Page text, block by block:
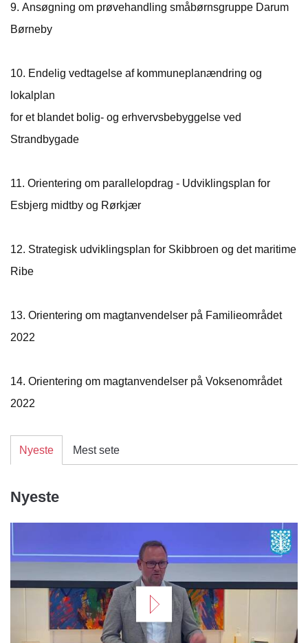
9. Ansøgning om prøvehandling småbørnsgruppe Darum
Børneby
10. Endelig vedtagelse af kommuneplanændring og
lokalplan
for et blandet bolig- og erhvervsbebyggelse ved
Strandbygade
11. Orientering om parallelopdrag - Udviklingsplan for
Esbjerg midtby og Rørkjær
12. Strategisk udviklingsplan for Skibbroen og det maritime
Ribe
13. Orientering om magtanvendelser på Familieområdet
2022
14. Orientering om magtanvendelser på Voksenområdet
2022
Nyeste Mest sete
Nyeste